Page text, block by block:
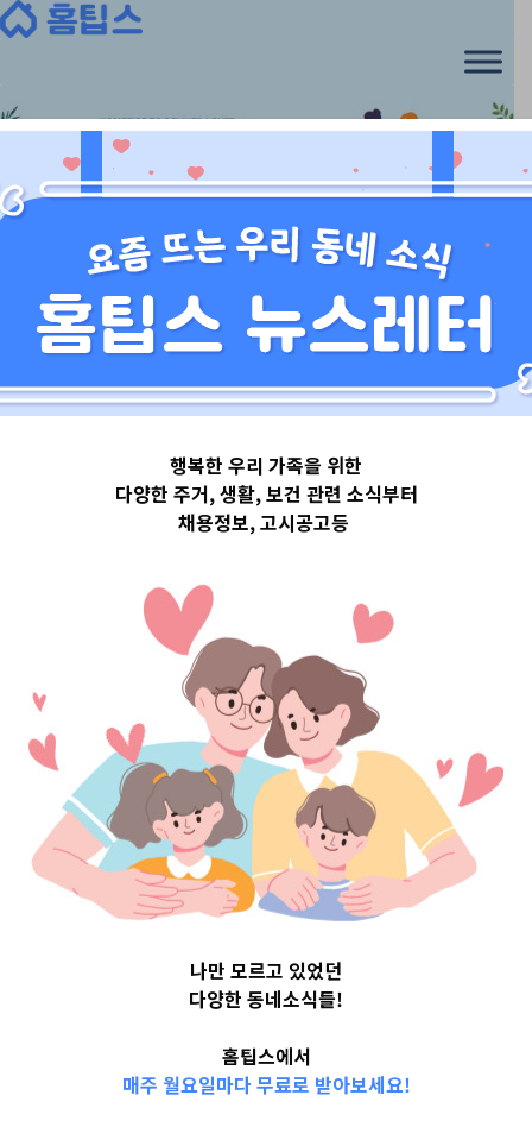
Skip
서울특별시
서울특별시서대
문구 Top 3 및 주
간 소식 –
20230612
2023-06-12
readybaby-admin
행복한 우리 가족을 위한
다양한 주거, 생활, 보건 관련 소식부터
채용정보, 고시공고등
나만 모르고 있었던
다양한 동네소식들!
홈팁스에서
매주 월요일마다 무료로 받아보세요!